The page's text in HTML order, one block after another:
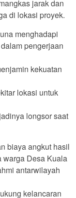
jarak dan
di lokasi proyek.
menghadapi
pengerjaan
kekuatan
lokasi untuk
longsor saat
biaya angkut hasil
warga Desa Kuala
antarwilayah
kelancaran